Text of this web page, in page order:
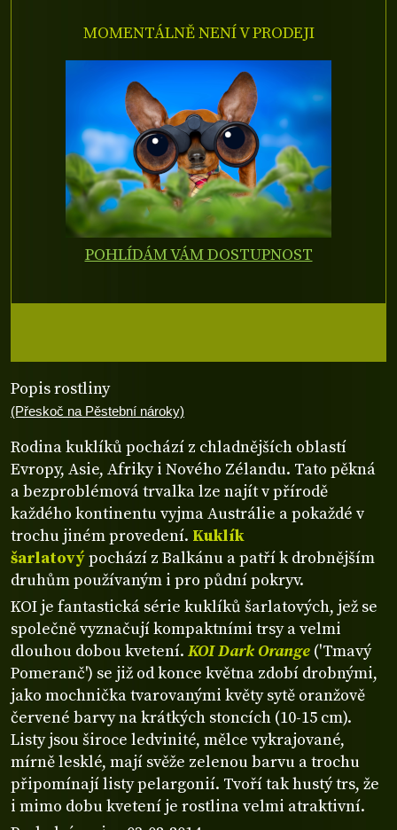
Popis rostliny
(Přeskoč na Pěstební nároky)
Rodina kuklíků pochází z chladnějších oblastí
Evropy, Asie, Afriky i Nového Zélandu. Tato pěkná
a bezproblémová trvalka lze najít v přírodě
každého kontinentu vyjma Austrálie a pokaždé v
trochu jiném provedení. Kuklík
šarlatovýpochází z Balkánu a patří k drobnějším
druhům používaným i pro půdní pokryv.
KOI je fantastická série kuklíků šarlatových, jež se
společně vyznačují kompaktními trsy a velmi
dlouhou dobou kvetení. KOI Dark Orange ('Tmavý
Pomeranč') se již od konce května zdobí drobnými,
jako mochnička tvarovanými květy sytě oranžově
červené barvy na krátkých stoncích (10-15 cm).
Listy jsou široce ledvinité, mělce vykrajované,
mírně lesklé, mají svěže zelenou barvu a trochu
připomínají listy pelargonií. Tvoří tak hustý trs, že
i mimo dobu kvetení je rostlina velmi atraktivní.
MOMENTÁLNĚ NENÍ V PRODEJI
POHLÍDÁM VÁM DOSTUPNOST